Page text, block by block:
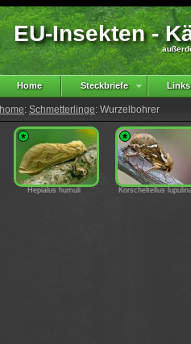
EU-Insekten -
Home Steckbriefe Links
home: Schmetterlinge: Wurzelbohrer
*
Hepialus humuli
*
Korscheltellus